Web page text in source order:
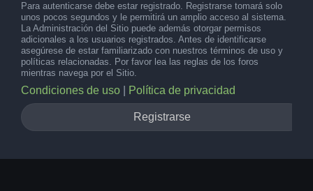
Para autenticarse debe estar registrado. Registrarse tomará solo
unos pocos segundos y le permitirá un amplio acceso al sistema.
La Administración del Sitio puede además otorgar permisos
adicionales a los usuarios registrados. Antes de identificarse
asegúrese de estar familiarizado con nuestros términos de uso y
políticas relacionadas. Por favor lea las reglas de los foros
mientras navega por el Sitio.
Condiciones de uso Política de privacidad
Registrarse